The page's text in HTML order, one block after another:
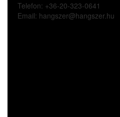
Telefon: +36-20-323-0641
Email: hangszer@hangszer.hu